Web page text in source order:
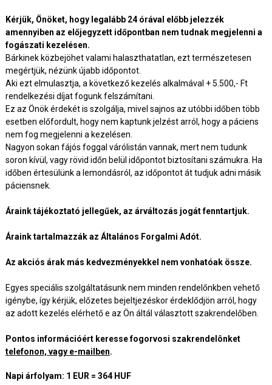
Kérjük, Önöket, hogy legalább 24 órával előbb jelezzék
amennyiben az előjegyzett időpontban nem tudnak megjelenni a
fogászati kezelésen.
Bárkinek közbejöhet valami halaszthatatlan, ezt természetesen
megértjük, nézünk újabb időpontot.
Aki ezt elmulasztja, a következő kezelés alkalmával + 5.500,- Ft
rendelkezési díjat fogunk felszámítani.
Ez az Önök érdekét is szolgálja, mivel sajnos az utóbbi időben több
esetben előfordult, hogy nem kaptunk jelzést arról, hogy a páciens
nem fog megjelenni a kezelésen.
Nagyon sokan fájós foggal várólistán vannak, mert nem tudunk
soron kívül, vagy rövid időn belül időpontot biztosítani számukra. Ha
időben értesülünk a lemondásról, az időpontot át tudjuk adni másik
páciensnek.
Áraink tájékoztató jellegűek, az árváltozás jogát fenntartjuk.
Áraink tartalmazzák az Általános Forgalmi Adót.
Az akciós árak más kedvezményekkel nem vonhatóak össze.
Egyes speciális szolgáltatásunk nem minden rendelőnkben vehető
igénybe, így kérjük, előzetes bejeltjezéskor érdeklődjön arról, hogy
az adott kezelés elérhető e az Ön áltál választott szakrendelőben.
Pontos információért keresse fogorvosi szakrendelônket
telefonon, vagy e-mailben.
Napi árfolyam: 1 EUR = 364 HUF